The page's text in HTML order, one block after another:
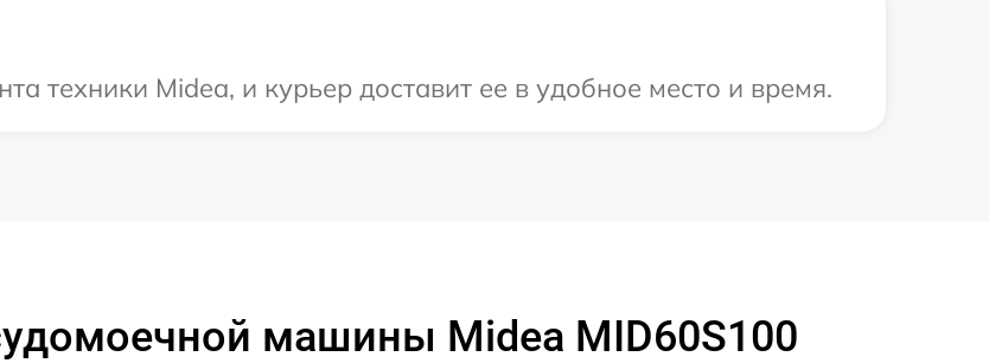
техники Midea, и курьер доставит ее в удобное место и время.
машины Midea MID60S100